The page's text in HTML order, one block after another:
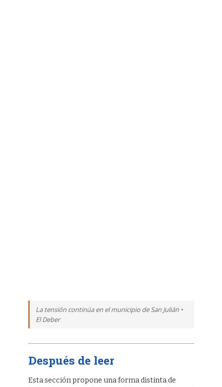
La tensión continúa en el municipio de San Julián •
El Deber
Después de leer
Esta sección propone una forma distinta de